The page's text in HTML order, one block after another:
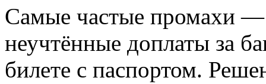
Самые частые промахи —
неучтённые доплаты за
билете с паспортом.